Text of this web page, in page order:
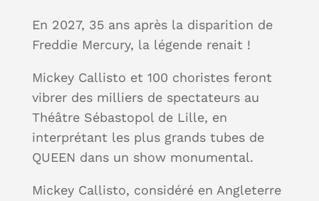
En 2027, 35 ans après la disparition de
Freddie Mercury, la légende renait !
Mickey Callisto et 100 choristes feront
vibrer des milliers de spectateurs au
Théâtre Sébastopol de Lille, en
interprétant les plus grands tubes de
QUEEN dans un show monumental.
Mickey Callisto, considéré en Angleterre